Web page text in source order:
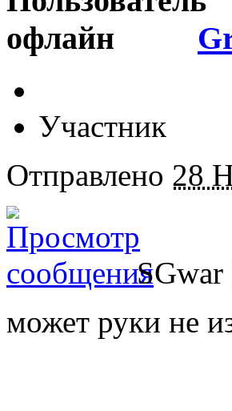
Участник
Отправлено 28
может руки не